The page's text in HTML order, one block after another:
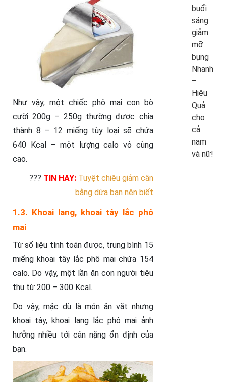
Như vậy, một chiếc phô mai con bò
cười 200g – 250g thường được chia
thành 8 – 12 miếng tùy loại sẽ chứa
640 Kcal – một lượng calo vô cùng
cao.
??? TIN HAY: Tuyệt chiêu giảm cân
bằng dứa bạn nên biết
1.3. Khoai lang, khoai tây lắc phô
mai
Từ số liệu tính toán được, trung bình 15
miếng khoai tây lắc phô mai chứa 154
calo. Do vậy, một lần ăn con người tiêu
thụ từ 200 – 300 Kcal.
Do vậy, mặc dù là món ăn vặt nhưng
khoai tây, khoai lang lắc phô mai ảnh
hưởng nhiều tới cân nặng ổn định của
bạn.
buổi
sáng
giảm
mỡ
bụng
Nhanh
–
Hiệu
Quả
cho
cả
nam
và nữ!